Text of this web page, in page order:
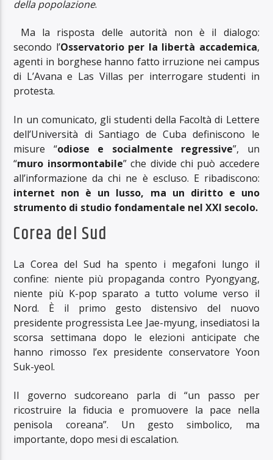
della popolazione.
Ma la risposta delle autorità non è il dialogo:
secondo l’Osservatorio per la libertà accademica,
agenti in borghese hanno fatto irruzione nei campus
di L’Avana e Las Villas per interrogare studenti in
protesta.
In un comunicato, gli studenti della Facoltà di Lettere
dell’Università di Santiago de Cuba definiscono le
misure “odiose e socialmente regressive”, un
“muro insormontabile” che divide chi può accedere
all’informazione da chi ne è escluso. E ribadiscono:
internet non è un lusso, ma un diritto e uno
strumento di studio fondamentale nel XXI secolo.
Corea del Sud
La Corea del Sud ha spento i megafoni lungo il
confine: niente più propaganda contro Pyongyang,
niente più K-pop sparato a tutto volume verso il
Nord. È il primo gesto distensivo del nuovo
presidente progressista Lee Jae-myung, insediatosi la
scorsa settimana dopo le elezioni anticipate che
hanno rimosso l’ex presidente conservatore Yoon
Suk-yeol.
Il governo sudcoreano parla di “un passo per
ricostruire la fiducia e promuovere la pace nella
penisola coreana”. Un gesto simbolico, ma
importante, dopo mesi di escalation.